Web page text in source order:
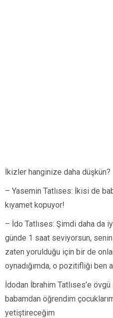
İkizler hanginize daha düşkün?
– Yasemin Tatlıses: İkisi de
kıyamet kopuyor!
– İdo Tatlıses: Şimdi daha da
günde 1 saat seviyorsun,
zaten yorulduğu için bir de
oynadığımda, o pozitifliği ben
İdodan İbrahim Tatlıses’e
babamdan öğrendim
yetiştireceğim